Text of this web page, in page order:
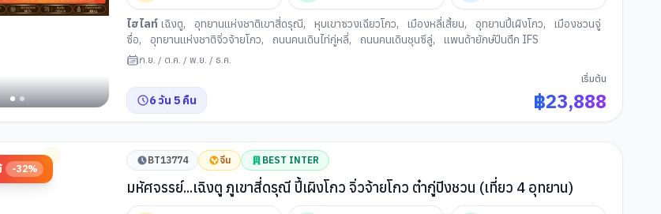
ไฮไลท์ เฉิงตู, อุทยานแห่งชาติเขาสี่ดรุณี, หุบเขาซวงเฉียวโกว, เมืองหลี่เสี้ยน, อุทยานปี้เผิงโกว,
เมืองชวนจู่
ซื่อ, อุทยานแห่งชาติจิ่วจ้ายโกว, ถนนคนเดินไท่กู่หลี่, ถนนคนเดินชุนซีลู่, แพนด้ายักษ์ปีนตึก IFS
ก.ย. / ต.ค. / พ.ย. / ธ.ค.
6 วัน 5 คืน
เริ่มต้น
฿23,888
-32%
BT13774 จีน BEST INTER
มหัศจรรย์...เฉิงตู ภูเขาสี่ดรุณี ปี้เผิงโกว จิ่วจ้ายโกว ต๋ากู่ปิงชวน (เที่ยว 4 อุทยาน)